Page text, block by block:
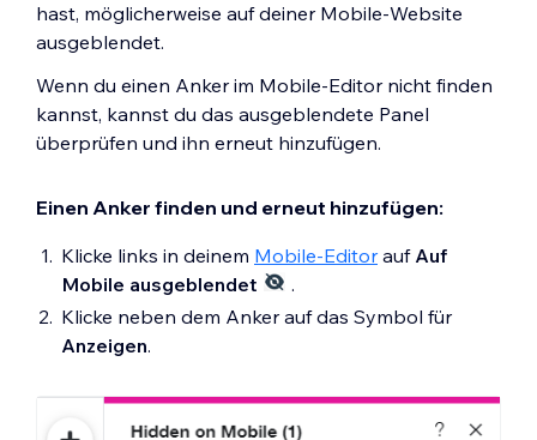
hast, möglicherweise auf deiner Mobile-Website
ausgeblendet.
Wenn du einen Anker im Mobile-Editor nicht finden
kannst, kannst du das ausgeblendete Panel
überprüfen und ihn erneut hinzufügen.
Einen Anker finden und erneut hinzufügen:
Klicke links in deinem Mobile-Editor auf Auf
Mobile ausgeblendet
.
Klicke neben dem Anker auf das Symbol für
Anzeigen.